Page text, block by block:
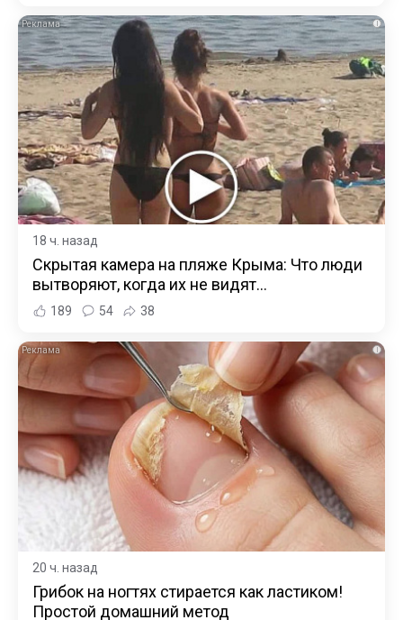
i
18 ч. назад
Скрытая камера на пляже Крыма: Что люди
вытворяют, когда их не видят...
189 54 38
i
20 ч. назад
Грибок на ногтях стирается как ластиком!
Простой домашний метод